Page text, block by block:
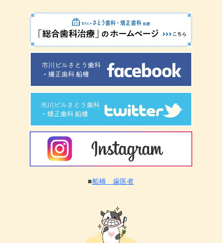
■船橋 歯医者